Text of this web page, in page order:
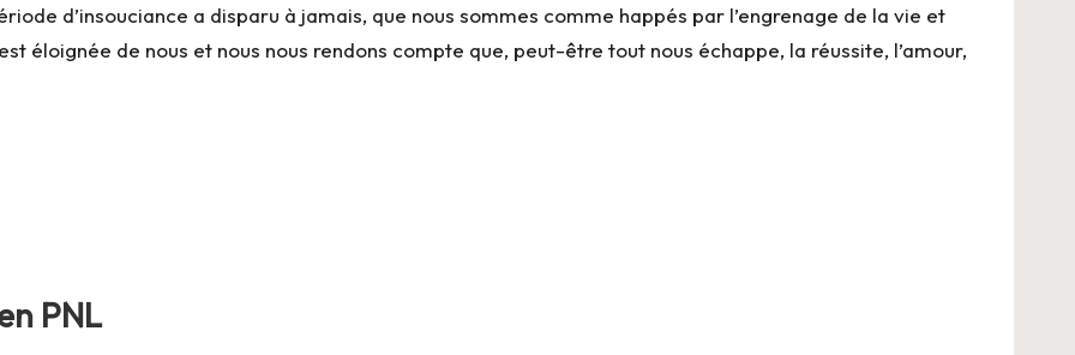
d’insouciance a disparu à jamais, que nous sommes comme happés par l’engrenage de la vie et
éloignée de nous et nous nous rendons compte que, peut-être tout nous échappe, la réussite, l’amour,
PNL